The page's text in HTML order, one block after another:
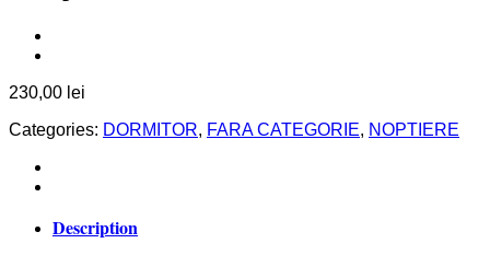
230,00 lei
Categories: DORMITOR, FARA CATEGORIE, NOPTIERE
Description